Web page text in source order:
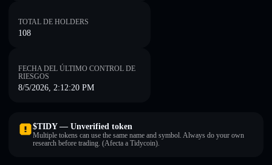
TOTAL DE HOLDERS
108
FECHA DEL ÚLTIMO CONTROL DE
RIESGOS
8/5/2026, 2:12:20 PM
$TIDY — Unverified token
Multiple tokens can use the same name and symbol. Always do your own
research before trading. (Afecta a Tidycoin).